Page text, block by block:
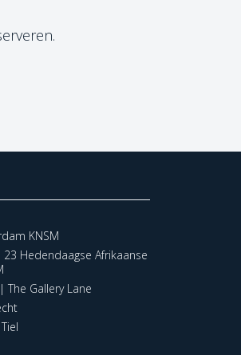
KNSM
23 Hedendaagse Afrikaanse
The Gallery Lane